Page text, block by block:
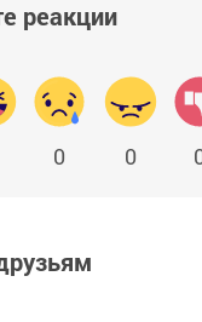
реакции
0 0